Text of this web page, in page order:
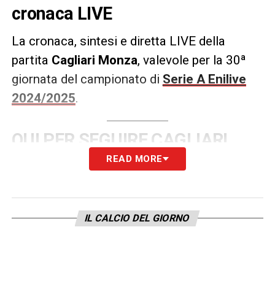
cronaca LIVE
La cronaca, sintesi e diretta LIVE della
partita Cagliari Monza, valevole per la 30ª
giornata del campionato di Serie A Enilive
2024/2025.
QUI PER SEGUIRE CAGLIARI
MONZA: CRONACA E DIRETTA
LA PLAYLIST DELLE NOSTRE TOP NEWS
READ MORE
IL CALCIO DEL GIORNO